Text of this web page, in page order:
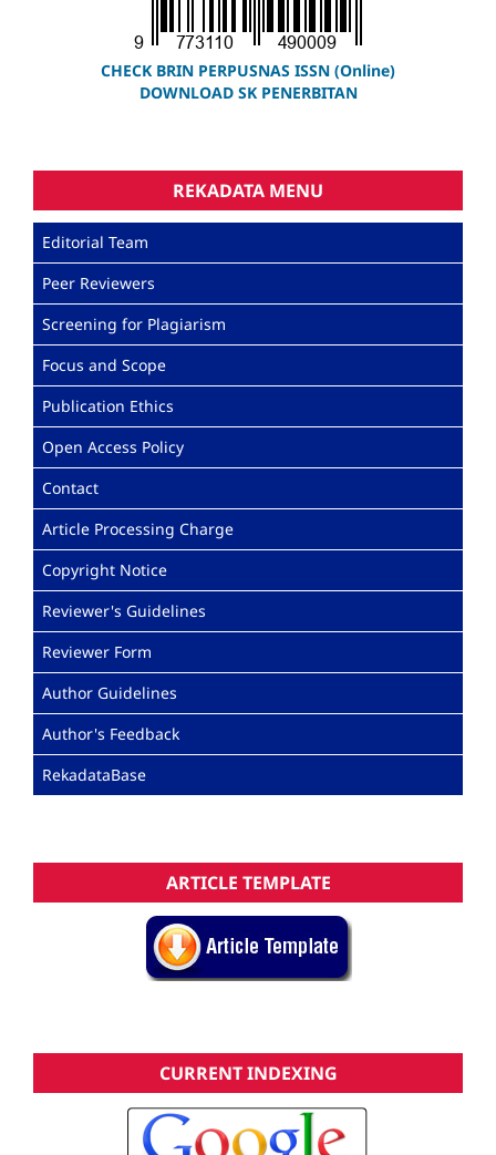
CHECK BRIN PERPUSNAS ISSN (Online)
DOWNLOAD SK PENERBITAN
REKADATA MENU
Editorial Team
Peer Reviewers
Screening for Plagiarism
Focus and Scope
Publication Ethics
Open Access Policy
Contact
Article Processing Charge
Copyright Notice
Reviewer's Guidelines
Reviewer Form
Author Guidelines
Author's Feedback
RekadataBase
ARTICLE TEMPLATE
CURRENT INDEXING